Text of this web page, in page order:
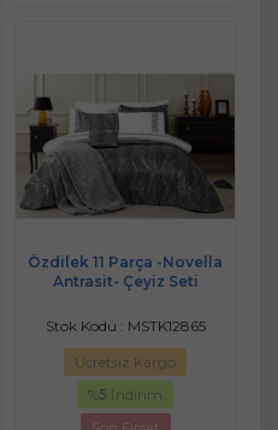
Özdilek 11 Parça -Novella
Antrasit- Çeyiz Seti
Stok Kodu : MSTK12865
Ücretsiz Kargo
%5 İndirim